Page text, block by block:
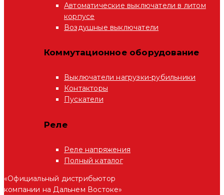
Автоматические выключатели в литом
корпусе
Воздушные выключатели
Коммутационное оборудование
Выключатели нагрузки-рубильники
Контакторы
Пускатели
Реле
Реле напряжения
Полный каталог
«Официальный дистрибьютор
компании на Дальнем Востоке»